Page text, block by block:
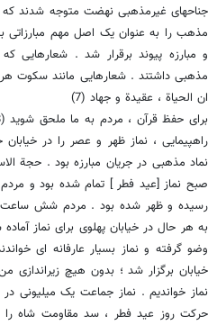
جناحهای غیرمذهبی نهضت متوجه شدند که
و مبارزه پیوند برقرار شد . شعارهایی
ان الحیاة ، عقیدة و جهاد (7)
راهپیمایی ، نماز ظهر و عصر را در
رسیده و ظهر شده بود . مردم شش ساعت
به هر حال در خیابان پهلوی برای نماز
وضو گرفته و نماز بسیار عارفانه ای
خیابان برگزار شد ؛ بدون هیچ
نماز خواندیم . نماز جماعت یک میلیونی
حرکت روز عید فطر ، سد مقاومت شاه